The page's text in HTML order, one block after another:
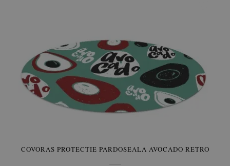
COVORAS PROTECTIE PARDOSEALA AVOCADO RETRO